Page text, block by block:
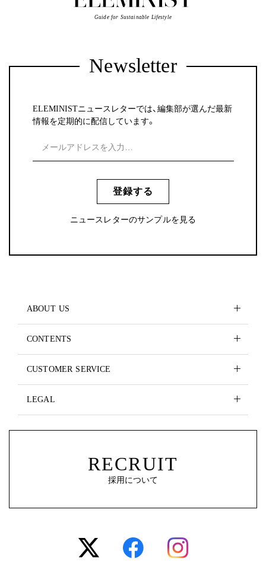
Guide for Sustainable Lifestyle
Newsletter
ELEMINISTニュースレターでは、編集部が選んだ最新
情報を定期的に配信しています。
登録する
ニュースレターのサンプルを見る
ABOUT US
CONTENTS
CUSTOMER SERVICE
LEGAL
RECRUIT
採用について